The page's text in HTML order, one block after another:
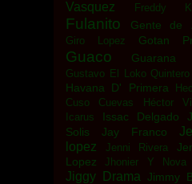
Vasquez
Freddy
Fulanito Gente de
Giro Lopez Gotan
Guaco Guarana
Gustavo El Loko Quintero
Havana D' Primera
Cuso Cuevas
Héctor
Icarus
Issac Delgado
Solis
Jay Franco
lopez
Jenni Rivera
Lopez
Jhonier Y Nova
Jiggy Drama Jimmy